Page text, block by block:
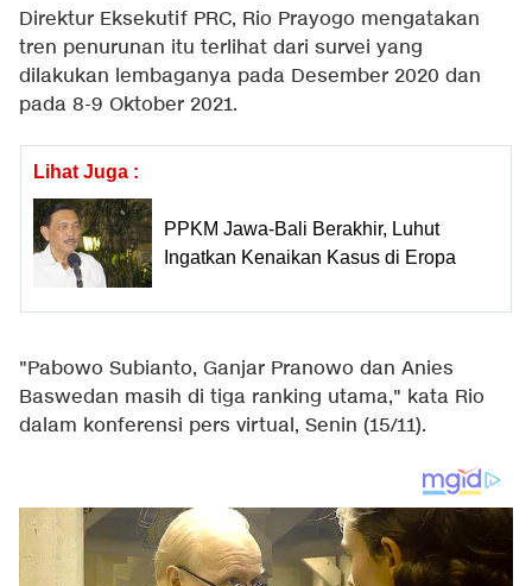
Direktur Eksekutif PRC, Rio Prayogo mengatakan
tren penurunan itu terlihat dari survei yang
dilakukan lembaganya pada Desember 2020 dan
pada 8-9 Oktober 2021.
Lihat Juga :
PPKM Jawa-Bali Berakhir, Luhut
Ingatkan Kenaikan Kasus di Eropa
"Pabowo Subianto, Ganjar Pranowo dan Anies
Baswedan masih di tiga ranking utama," kata Rio
dalam konferensi pers virtual, Senin (15/11).